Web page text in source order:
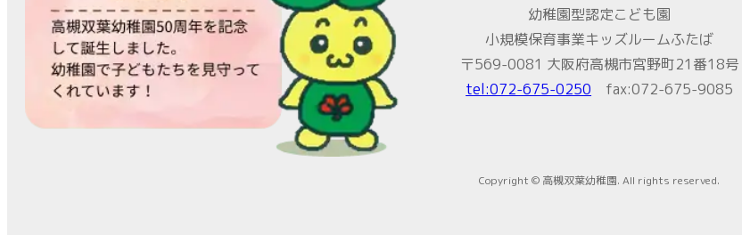
幼稚園型認定こども園
小規模保育事業キッズルームふたば
〒569-0081 大阪府高槻市宮野町21番18号
tel:072-675-0250
fax:072-675-9085
Copyright © 高槻双葉幼稚園. All rights reserved.